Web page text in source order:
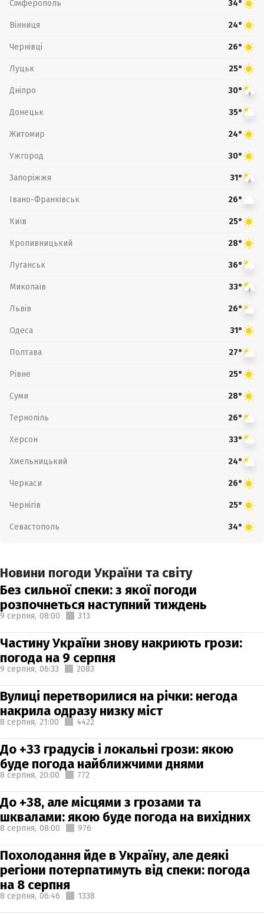
Сімферополь 34°
Вінниця 24°
Чернівці 26°
Луцьк 25°
Дніпро 30°
Донецьк 35°
Житомир 24°
Ужгород 30°
Запоріжжя 31°
Івано-Франківськ 26°
Київ 25°
Кропивницький 28°
Луганськ 36°
Миколаїв 33°
Львів 26°
Одеса 31°
Полтава 27°
Рівне 25°
Суми 28°
Тернопіль 26°
Херсон 33°
Хмельницький 24°
Черкаси 26°
Чернігів 25°
Севастополь 34°
Новини погоди України та світу
Без сильної спеки: з якої погоди
розпочнеться наступний тиждень
9 серпня, 08:00 313
Частину України знову накриють грози:
погода на 9 серпня
9 серпня, 06:33 2083
Вулиці перетворилися на річки: негода
накрила одразу низку міст
8 серпня, 21:00 4422
До +33 градусів і локальні грози: якою
буде погода найближчими днями
8 серпня, 20:00 772
До +38, але місцями з грозами та
шквалами: якою буде погода на вихідних
8 серпня, 08:00 976
Похолодання йде в Україну, але деякі
регіони потерпатимуть від спеки: погода
на 8 серпня
8 серпня, 06:46 1338